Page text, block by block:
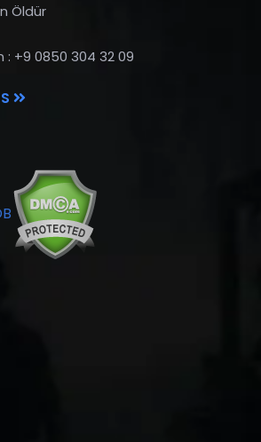
Öldür
: +9 0850 304 32 09